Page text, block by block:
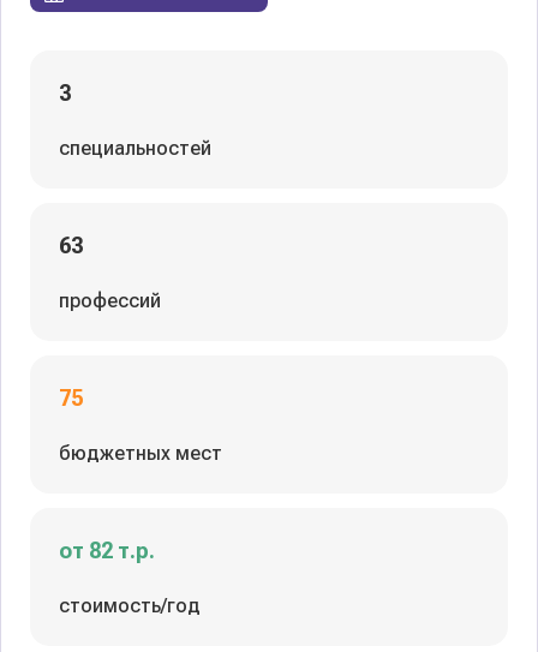
3
специальностей
63
профессий
75
бюджетных мест
от 82 т.р.
стоимость/год